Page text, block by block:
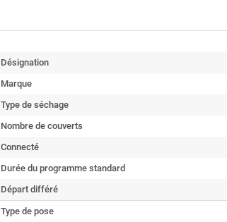
Désignation
Marque
Type de séchage
Nombre de couverts
Connecté
Durée du programme standard
Départ différé
Type de pose